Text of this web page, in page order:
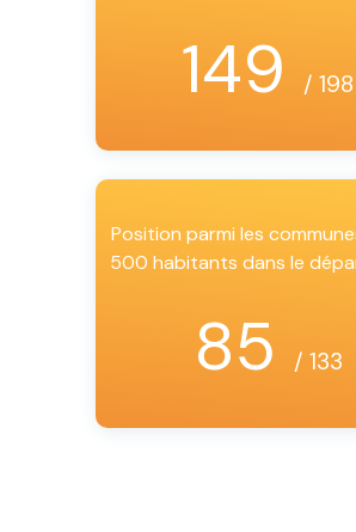
149 / 198
Position parmi les
500 habitants dans le
85 / 133